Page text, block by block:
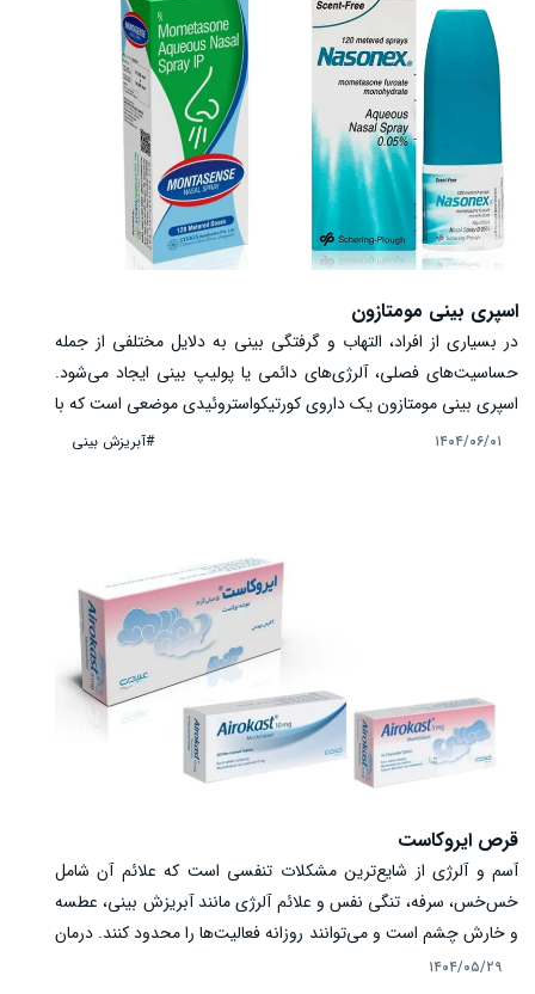
می‌شوند. استفاده منظم از اسپری سروفلو به بیماران کمک می‌کند تا
خس‌خس سینه، تنگی نفس و حملات آسمی کاهش یابد. آشنایی با
طریقه مصرف صحیح، عوارض احتمالی، موارد احتیاط و تداخلات
دارویی این اسپری اهمیت زیادی دارد.
اسپری بینی مومتازون
در بسیاری از افراد، التهاب و گرفتگی بینی به دلایل مختلفی از جمله
حساسیت‌های فصلی، آلرژی‌های دائمی یا پولیپ بینی ایجاد می‌شود.
اسپری بینی مومتازون یک داروی کورتیکواستروئیدی موضعی است که با
کاهش التهاب و تورم مخاط بینی، علائم آزاردهنده‌ای مانند عطسه،
موضعی دارو، جذب سیستمیک محدود و خطرات جانبی کمتر نسبت به
داروهای خوراکی را به همراه دارد. در این مقاله، به بررسی کاربرد، طریقه
مصرف و نکات مهم اسپری مومتازون می‌پردازیم.
۱۴۰۴/۰۶/۰۱ #آبریزش بینی
قرص ایروکاست
آسم و آلرژی از شایع‌ترین مشکلات تنفسی است که علائم آن شامل
خس‌خس، سرفه، تنگی نفس و علائم آلرژی مانند آبریزش بینی، عطسه
و خارش چشم است و می‌توانند روزانه فعالیت‌ها را محدود کنند. درمان
مؤثر و پیشگیرانه، کلید کاهش عوارض و حملات ناگهانی است. قرص
۱۴۰۴/۰۵/۲۹